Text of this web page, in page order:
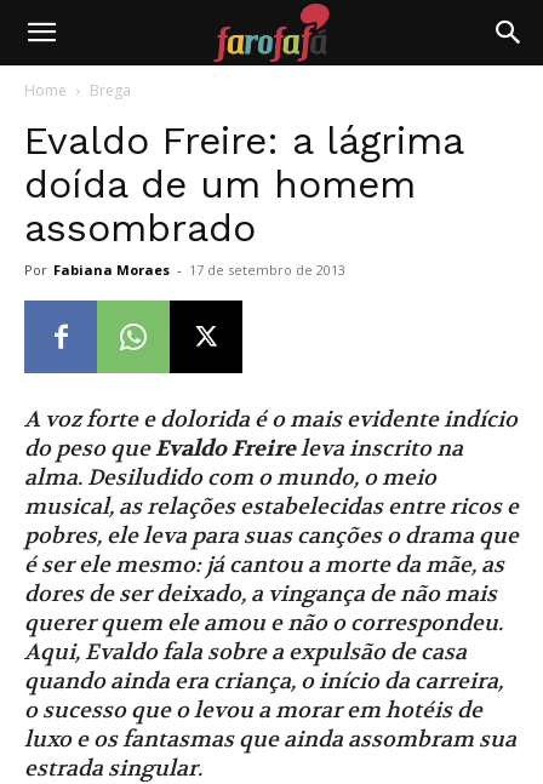
Farofafá
Home Brega
Evaldo Freire: a lágrima
doída de um homem
assombrado
Por Fabiana Moraes - 17 de setembro de 2013
A voz forte e dolorida é o mais evidente indício
do peso queEvaldo Freireleva inscrito na
alma. Desiludido com o mundo, o meio
musical, as relações estabelecidas entre ricos e
pobres, ele leva para suas canções o drama que
é ser ele mesmo: já cantou a morte da mãe, as
dores de ser deixado, a vingança de não mais
querer quem ele amou e não o correspondeu.
Aqui, Evaldo fala sobre a expulsão de casa
quando ainda era criança, o início da carreira,
o sucesso que o levou a morar em hotéis de
luxo e os fantasmas que ainda assombram sua
estrada singular.